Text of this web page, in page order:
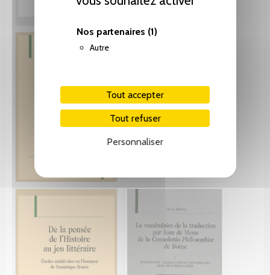
Nos partenaires (1)
Autre
Tout accepter
Tout refuser
Personnaliser